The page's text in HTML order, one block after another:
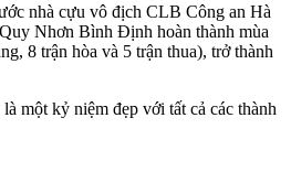
nhà cựu vô địch CLB Công an Hà
Nhơn Bình Định hoàn thành mùa
8 trận hòa và 5 trận thua), trở thành
một kỷ niệm đẹp với tất cả các thành